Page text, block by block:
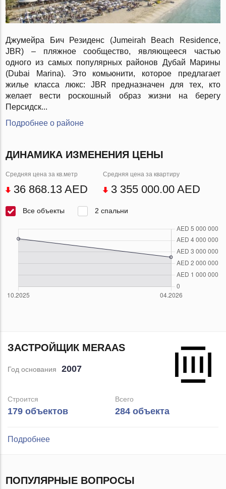
Джумейра Бич Резиденс (Jumeirah Beach Residence,
JBR) – пляжное сообщество, являющееся частью
одного из самых популярных районов Дубай Марины
(Dubai Marina). Это комьюнити, которое предлагает
жилье класса люкс: JBR предназначен для тех, кто
желает вести роскошный образ жизни на берегу
Персидск...
Подробнее о районе
ДИНАМИКА ИЗМЕНЕНИЯ ЦЕНЫ
Средняя цена за кв.метр
36 868.13 AED
Средняя цена за квартиру
3 355 000.00 AED
Все объекты 2 спальни
ЗАСТРОЙЩИК MERAAS
Год основания 2007
Строится
179 объектов
Всего
284 объекта
Подробнее
ПОПУЛЯРНЫЕ ВОПРОСЫ